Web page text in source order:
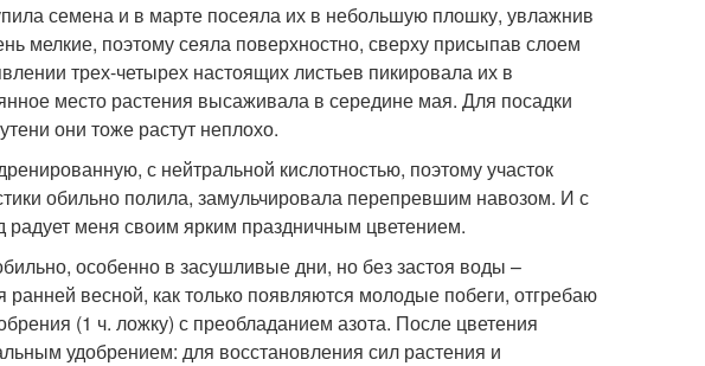
семена и в марте посеяла их в небольшую плошку, увлажнив
мелкие, поэтому сеяла поверхностно, сверху присыпав слоем
трех-четырех настоящих листьев пикировала их в
место растения высаживала в середине мая. Для посадки
они тоже растут неплохо.
с нейтральной кислотностью, поэтому участок
обильно полила, замульчировала перепревшим навозом. И с
радует меня своим ярким праздничным цветением.
особенно в засушливые дни, но без застоя воды –
ранней весной, как только появляются молодые побеги, отгребаю
(1 ч. ложку) с преобладанием азота. После цветения
удобрением: для восстановления сил растения и